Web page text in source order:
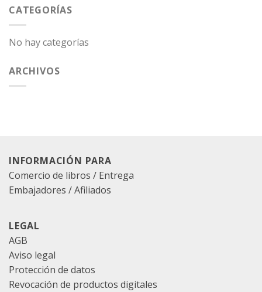
CATEGORÍAS
No hay categorías
ARCHIVOS
INFORMACIÓN PARA
Comercio de libros / Entrega
Embajadores / Afiliados
LEGAL
AGB
Aviso legal
Protección de datos
Revocación de productos digitales